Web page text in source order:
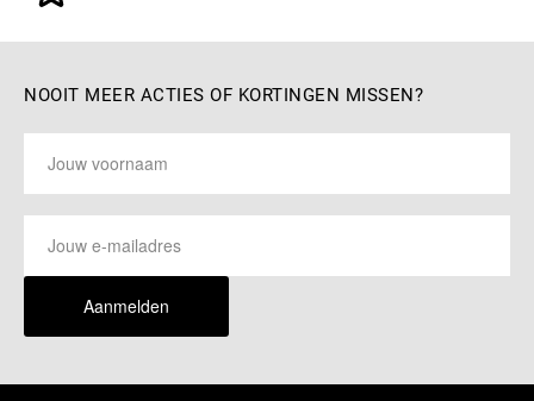
NOOIT MEER ACTIES OF KORTINGEN MISSEN?
Aanmelden